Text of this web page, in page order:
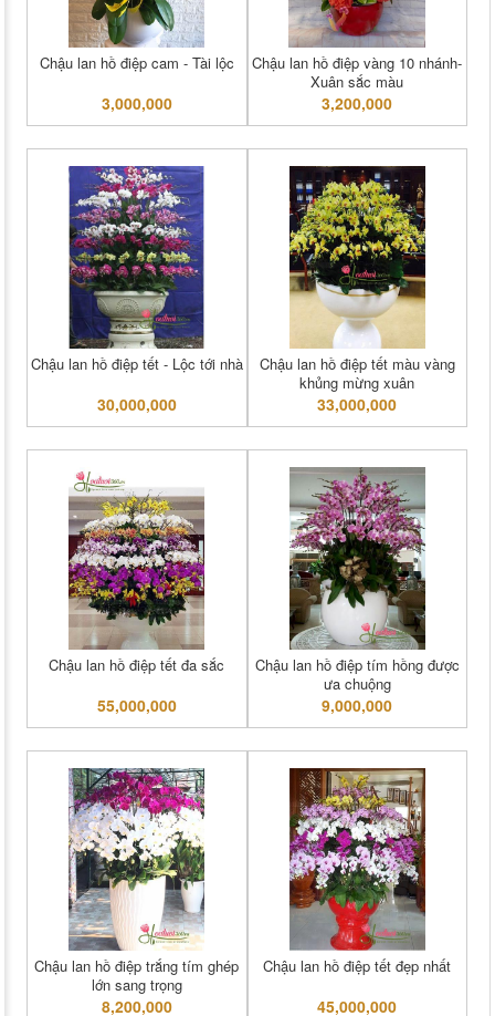
Chậu lan hồ điệp cam - Tài lộc
3,000,000
Chậu lan hồ điệp vàng 10 nhánh-
Xuân sắc màu
3,200,000
Chậu lan hồ điệp tết - Lộc tới nhà
30,000,000
Chậu lan hồ điệp tết màu vàng
khủng mừng xuân
33,000,000
Chậu lan hồ điệp tết đa sắc
55,000,000
Chậu lan hồ điệp tím hồng được
ưa chuộng
9,000,000
Chậu lan hồ điệp trắng tím ghép
lớn sang trọng
8,200,000
Chậu lan hồ điệp tết đẹp nhất
45,000,000